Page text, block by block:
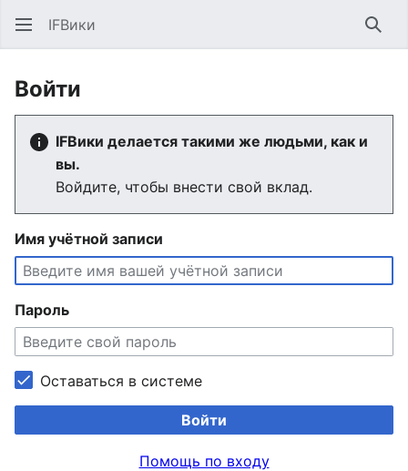
IFВики
Войти
IFВики делается такими же людьми, как и
вы.
Войдите, чтобы внести свой вклад.
Имя учётной записи
Пароль
Оставаться в системе
Войти
Помощь по входу